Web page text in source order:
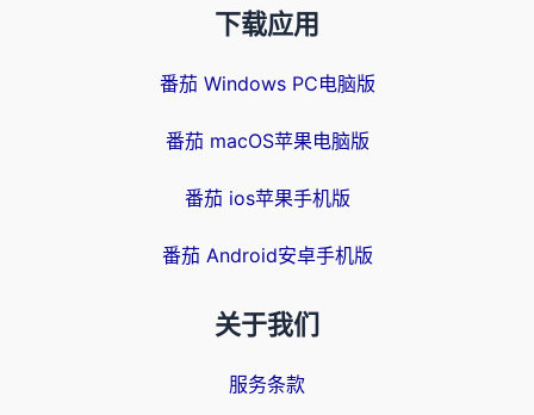
下载应用
番茄 Windows PC电脑版
番茄 macOS苹果电脑版
番茄 ios苹果手机版
番茄 Android安卓手机版
关于我们
服务条款